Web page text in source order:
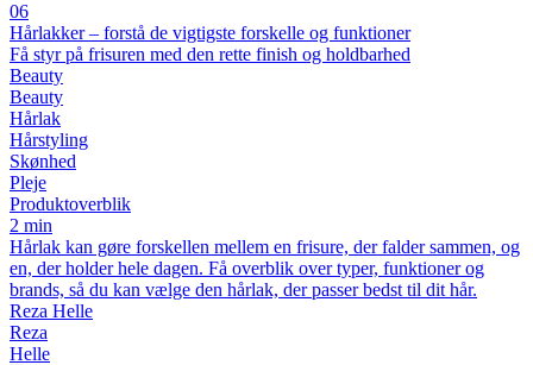
06
Hårlakker – forstå de vigtigste forskelle og funktioner
Få styr på frisuren med den rette finish og holdbarhed
Beauty
Beauty
Hårlak
Hårstyling
Skønhed
Pleje
Produktoverblik
2 min
Hårlak kan gøre forskellen mellem en frisure, der falder sammen, og
en, der holder hele dagen. Få overblik over typer, funktioner og
brands, så du kan vælge den hårlak, der passer bedst til dit hår.
Reza Helle
Reza
Helle